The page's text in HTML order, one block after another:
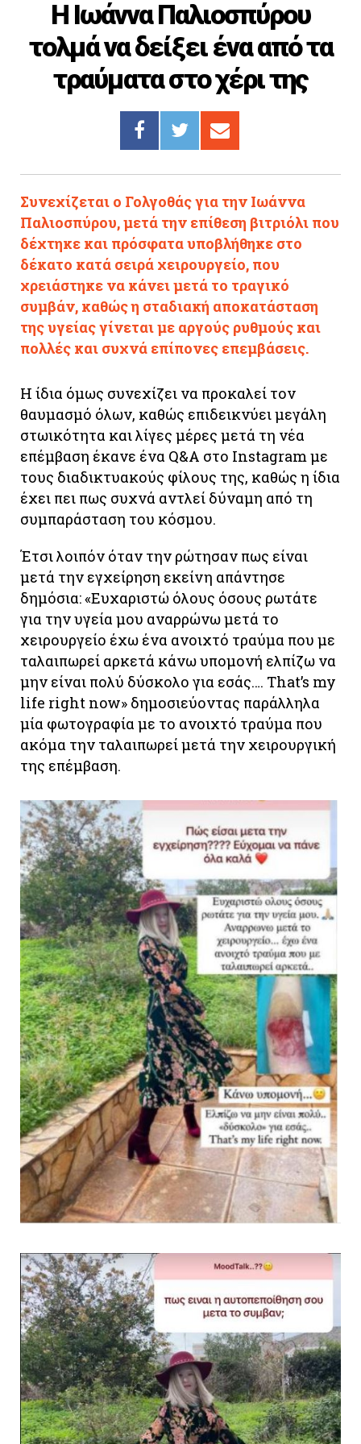
ΣΥΝΔΕΣΜΟΙ
Η Ιωάννα Παλιοσπύρου
τολμά να δείξει ένα από τα
τραύματα στο χέρι της
Συνεχίζεται ο Γολγοθάς για την Ιωάννα
Παλιοσπύρου, μετά την επίθεση βιτριόλι που
δέχτηκε και πρόσφατα υποβλήθηκε στο
δέκατο κατά σειρά χειρουργείο, που
χρειάστηκε να κάνει μετά το τραγικό
συμβάν, καθώς η σταδιακή αποκατάσταση
της υγείας γίνεται με αργούς ρυθμούς και
πολλές και συχνά επίπονες επεμβάσεις.
Η ίδια όμως συνεχίζει να προκαλεί τον
θαυμασμό όλων, καθώς επιδεικνύει μεγάλη
στωικότητα και λίγες μέρες μετά τη νέα
επέμβαση έκανε ένα Q&A στο Instagram με
τους διαδικτυακούς φίλους της, καθώς η ίδια
έχει πει πως συχνά αντλεί δύναμη από τη
συμπαράσταση του κόσμου.
Έτσι λοιπόν όταν την ρώτησαν πως είναι
μετά την εγχείρηση εκείνη απάντησε
δημόσια: «Ευχαριστώ όλους όσους ρωτάτε
για την υγεία μου αναρρώνω μετά το
χειρουργείο έχω ένα ανοιχτό τραύμα που με
ταλαιπωρεί αρκετά κάνω υπομονή ελπίζω να
μην είναι πολύ δύσκολο για εσάς…. Τhat’s my
life right now» δημοσιεύοντας παράλληλα
μία φωτογραφία με το ανοιχτό τραύμα που
ακόμα την ταλαιπωρεί μετά την χειρουργική
της επέμβαση.